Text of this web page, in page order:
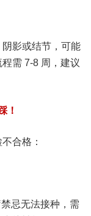
影或结节，可能
需 7-8 周，建议
！
合格：
忌无法接种，需